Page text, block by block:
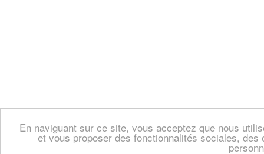
En naviguant sur ce site, vous acceptez que nous
et vous proposer des fonctionnalités sociales,